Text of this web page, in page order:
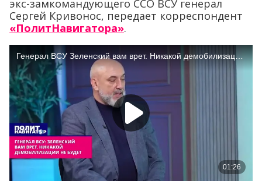
экс-замкомандующего ССО ВСУ генерал
Сергей Кривонос, передает корреспондент
«ПолитНавигатора».